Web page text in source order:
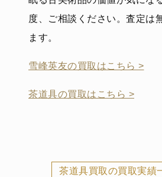
度、ご相談ください。査定は
ます。
雪峰英友の買取はこちら >
茶道具の買取はこちら >
茶道具買取の買取実績